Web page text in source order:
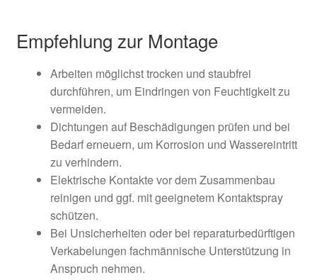
Empfehlung zur Montage
Arbeiten möglichst trocken und staubfrei
durchführen, um Eindringen von Feuchtigkeit zu
vermeiden.
Dichtungen auf Beschädigungen prüfen und bei
Bedarf erneuern, um Korrosion und Wassereintritt
zu verhindern.
Elektrische Kontakte vor dem Zusammenbau
reinigen und ggf. mit geeignetem Kontaktspray
schützen.
Bei Unsicherheiten oder bei reparaturbedürftigen
Verkabelungen fachmännische Unterstützung in
Anspruch nehmen.